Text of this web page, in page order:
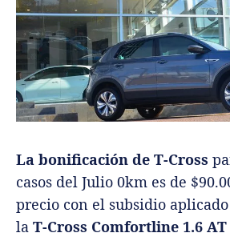
La bonificación de T-Cross
casos del Julio 0km es de
precio con el subsidio
la T-Cross Comfortline 1.6 AT